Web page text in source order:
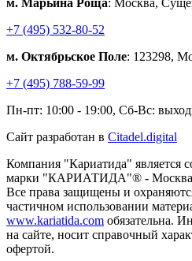
+7 (495) 532-80-52
м. Октябрьское Поле: 123298,
+7 (495) 788-59-99
Пн-пт: 10:00 - 19:00, Сб-Вс:
Сайт разработан в Citadel.digital
Компания "Кариатида" является
марки "КАРИАТИДА"® -
Все права защищены и
частичном использовании
www.kariatida.com обязательна.
на сайте, носит справочный
офертой.